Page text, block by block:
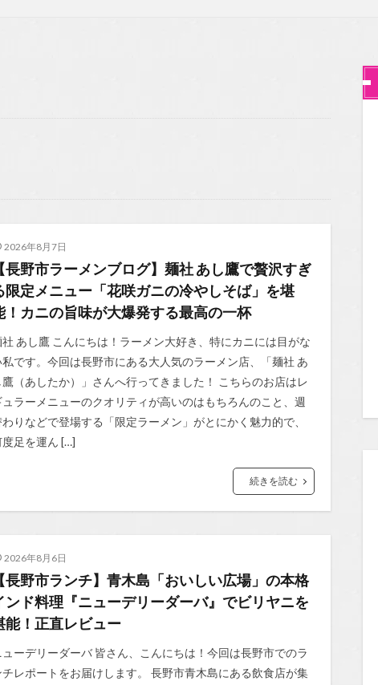
2026年8月7日
長野市ラーメンブログ】麺社 あし鷹で贅沢すぎ
限定メニュー「花咲ガニの冷やしそば」を堪
！カニの旨味が大爆発する最高の一杯
社 あし鷹 こんにちは！ラーメン大好き、特にカニには目がな
私です。今回は長野市にある大人気のラーメン店、「麺社 あ
鷹（あしたか）」さんへ行ってきました！ こちらのお店はレ
ュラーメニューのクオリティが高いのはもちろんのこと、週
りなどで登場する「限定ラーメン」がとにかく魅力的で、
度足を運ん […]
続きを読む
2026年8月6日
長野市ランチ】青木島「おいしい広場」の本格
ンド料理『ニューデリーダーバ』でビリヤニを
能！正直レビュー
ューデリーダーバ 皆さん、こんにちは！今回は長野市でのラ
チレポートをお届けします。 長野市青木島にある飲食店が集